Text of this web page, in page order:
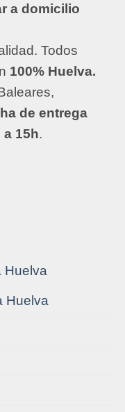
a domicilio
Todos
100% Huelva.
de entrega
15h.
Huelva
Huelva